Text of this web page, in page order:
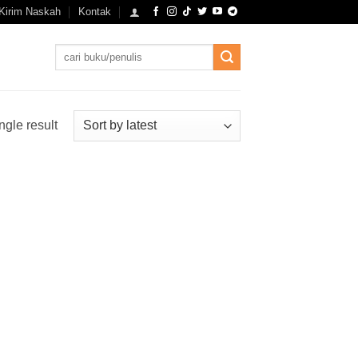
Kirim Naskah Kontak
Search
result